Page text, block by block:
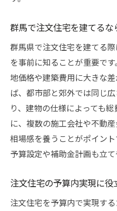
群馬で注文住宅を建てる
群馬県で注文住宅を建てる
を事前に知ることが重要で
地価格や建築費用に大きな
ば、都市部と郊外では同じ
り、建物の仕様によっても
に、複数の施工会社や不動
相場感を養うことがポイント
予算設定や補助金計画も立て
注文住宅の予算内実現に
注文住宅を予算内で実現す